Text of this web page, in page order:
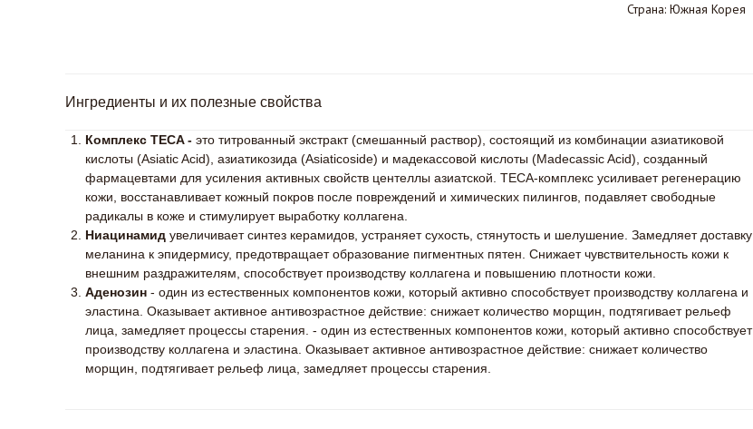
Страна: Южная Корея
Ингредиенты и их полезные свойства
Комплекс TECA - это титрованный экстракт (смешанный раствор), состоящий из комбинации азиатиковой
кислоты (Asiatic Acid), азиатикозида (Asiaticoside) и мадекассовой кислоты (Madecassic Acid), созданный
фармацевтами для усиления активных свойств центеллы азиатской. TECA-комплекс усиливает регенерацию
кожи, восстанавливает кожный покров после повреждений и химических пилингов, подавляет свободные
радикалы в коже и стимулирует выработку коллагена.
Ниацинамид увеличивает синтез керамидов, устраняет сухость, стянутость и шелушение. Замедляет доставку
меланина к эпидермису, предотвращает образование пигментных пятен. Снижает чувствительность кожи к
внешним раздражителям, способствует производству коллагена и повышению плотности кожи.
Аденозин - один из естественных компонентов кожи, который активно способствует производству коллагена и
эластина. Оказывает активное антивозрастное действие: снижает количество морщин, подтягивает рельеф
лица, замедляет процессы старения. - один из естественных компонентов кожи, который активно способствует
производству коллагена и эластина. Оказывает активное антивозрастное действие: снижает количество
морщин, подтягивает рельеф лица, замедляет процессы старения.